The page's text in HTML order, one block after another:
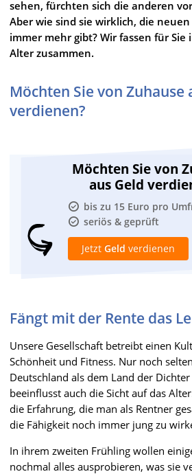
sehen, fürchten sich die anderen
Aber wie sind sie wirklich, die
immer mehr gibt? Wir fassen für
Alter zusammen.
Möchten Sie von Zuhause
verdienen?
Möchten Sie von
aus Geld
bis zu 15 Euro pro
seriös & geprüft
Jetzt Geld verdienen
Fängt mit der Rente das
Unsere Gesellschaft betreibt einen
Schönheit und Fitness. Nur noch
Deutschland als dem Land der
beeinflusst auch die Sicht auf das
die Erfahrung, die man als Rentner
die Fähigkeit noch immer jung zu
In ihrem zweiten Frühling wollen
nochmal alles ausprobieren, was sie